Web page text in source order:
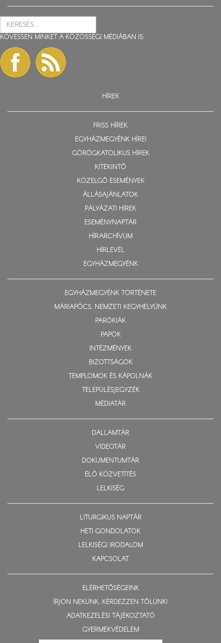
KÖVESSEN MINKET A KÖZÖSSÉGI MÉDIÁBAN IS:
HÍREK
FRISS HÍREK
EGYHÁZMEGYÉNK HÍREI
GÖRÖGKATOLIKUS HÍREK
KITEKINTŐ
KÖZELGŐ ESEMÉNYEK
ÁLLÁSAJÁNLATOK
PÁLYÁZATI HÍREK
ESEMÉNYNAPTÁR
HÍRARCHÍVUM
HÍRLEVÉL
EGYHÁZMEGYÉNK
EGYHÁZMEGYÉNK TÖRTÉNETE
MÁRIAPÓCS, NEMZETI KEGYHELYÜNK
PARÓKIÁK
PAPOK
INTÉZMÉNYEK
BIZOTTSÁGOK
TEMPLOMOK ÉS KÁPOLNÁK
TELEPÜLÉSJEGYZÉK
MÉDIATÁR
DALLAMTÁR
VIDEOTÁR
DOKUMENTUMTÁR
ÉLŐ KÖZVETÍTÉS
LELKISÉG
LITURGIKUS NAPTÁR
HETI GONDOLATOK
LELKISÉGI IRODALOM
KAPCSOLAT
ELÉRHETŐSÉGEINK
ÍRJON NEKÜNK, KÉRDEZZEN TŐLÜNK!
ADATKEZELÉSI TÁJÉKOZTATÓ
GYERMEKVÉDELEM